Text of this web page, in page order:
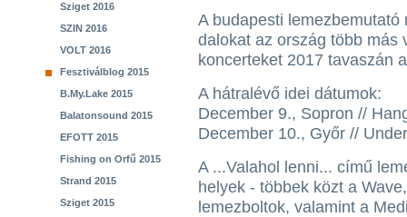
Sziget 2016
SZIN 2016
VOLT 2016
Fesztiválblog 2015
B.My.Lake 2015
Balatonsound 2015
EFOTT 2015
Fishing on Orfű 2015
Strand 2015
Sziget 2015
A budapesti
dalokat az ország több
koncerteket 2017 tavaszán
A hátralévő idei dátumok:
December 9., Sopron //
December 10., Győr //
A ...Valahol lenni... című
helyek - többek közt a
lemezboltok, valamint a